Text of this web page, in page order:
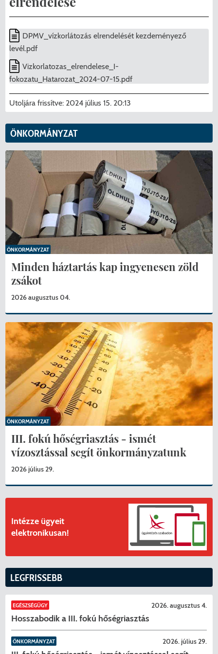
Központhoz való csatlakozása
Péceli Polgármesteri Hivatal energetikai
korszerűsítése
Komplex csapadékvíz-elvezetés
korszerűsítése Pécelen II. ütem
Pécel Város Önkormányzata 250 000
000 Ft értékű támogatást nyert az
alábbi projekt vonatkozásában.
Menzakártya/Applikáció
Kedvezmények/Diéta/Allergia
Étkezési térítési díjak
Kapcsolat
2025/2026. tanév
DPMV_vízkorlátozás elrendelését kezdeményező
levél.pdf
Vizkorlatozas_elrendelese_I-
fokozatu_Hatarozat_2024-07-15.pdf
Utoljára frissítve: 2024 július 15. 20:13
ÖNKORMÁNYZAT
Minden háztartás kap ingyenesen zöld
zsákot
2026 augusztus 04.
ÖNKORMÁNYZAT
III. fokú hőségriasztás - ismét
vízosztással segít önkormányzatunk
2026 július 29.
ÖNKORMÁNYZAT
Intézze ügyeit
elektronikusan!
LEGFRISSEBB
EGÉSZSÉGÜGY 2026. augusztus 4.
Hosszabodik a III. fokú hőségriasztás
ÖNKORMÁNYZAT 2026. július 29.